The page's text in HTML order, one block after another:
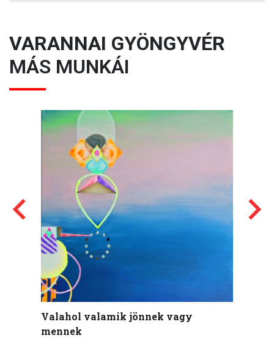
VARANNAI GYÖNGYVÉR
MÁS MUNKÁI
Valahol valamik jönnek vagy
mennek